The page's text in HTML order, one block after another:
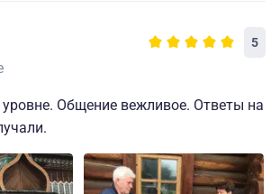
5
Общение вежливое. Ответы на